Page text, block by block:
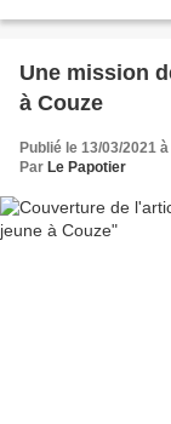
Une mission
à Couze
Publié le 13/03/2021
Par Le Papotier